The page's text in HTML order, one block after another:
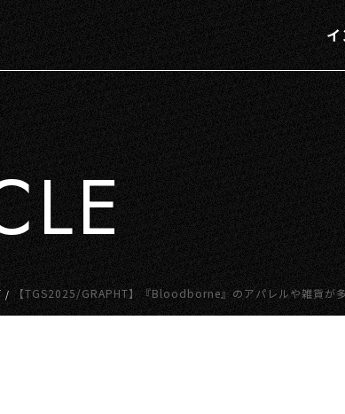
/ 【TGS2025/GRAPHT】『Bloodborne』のアパレルや雑貨が